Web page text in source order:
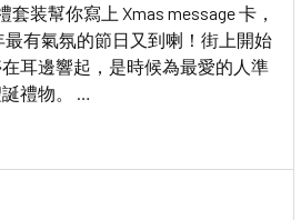
装幫你寫上 Xmas message 卡，
有氣氛的節日又到喇！街上開始
耳邊響起，是時候為最愛的人準
禮物。 …